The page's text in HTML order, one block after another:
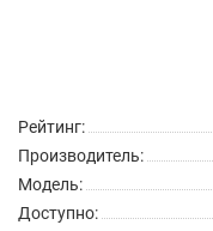
Рейтинг:
Производитель:
Модель:
Доступно: